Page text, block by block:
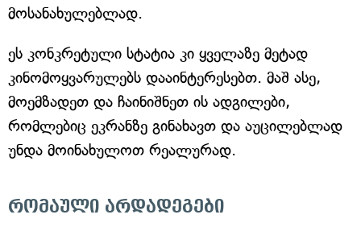
მოსანახულებლად.
ეს კონკრეტული სტატია კი ყველაზე მეტად
კინომოყვარულებს დააინტერესებთ. მაშ ასე,
მოემზადეთ და ჩაინიშნეთ ის ადგილები,
რომლებიც ეკრანზე გინახავთ და აუცილებლად
უნდა მოინახულოთ რეალურად.
რომაული არდადეგები